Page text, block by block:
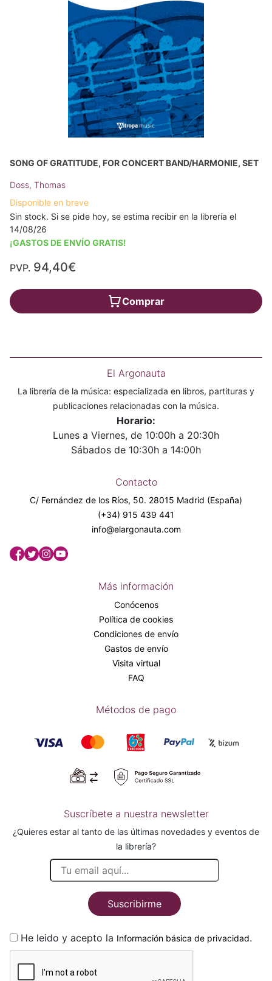
SONG OF GRATITUDE, FOR CONCERT BAND/HARMONIE, SET
Doss, Thomas
Disponible en breve
Sin stock. Si se pide hoy, se estima recibir en la librería el
14/08/26
¡GASTOS DE ENVÍO GRATIS!
PVP. 94,40€
Comprar
El Argonauta
La librería de la música: especializada en libros, partituras y
publicaciones relacionadas con la música.
Horario:
Lunes a Viernes, de 10:00h a 20:30h
Sábados de 10:30h a 14:00h
Contacto
C/ Fernández de los Ríos, 50. 28015 Madrid (España)
(+34) 915 439 441
info@elargonauta.com
Más información
Conócenos
Política de cookies
Condiciones de envío
Gastos de envío
Visita virtual
FAQ
Métodos de pago
Suscríbete a nuestra newsletter
¿Quieres estar al tanto de las últimas novedades y eventos de
la librería?
Suscribirme
He leido y acepto la Información básica de privacidad.